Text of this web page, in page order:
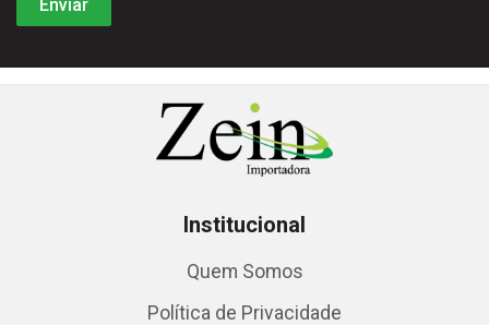
Institucional
Quem Somos
Política de Privacidade